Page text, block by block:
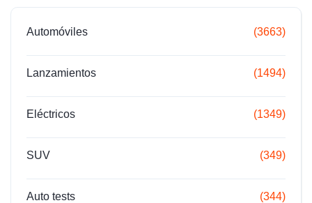
Automóviles (3663)
Lanzamientos (1494)
Eléctricos (1349)
SUV (349)
Auto tests (344)